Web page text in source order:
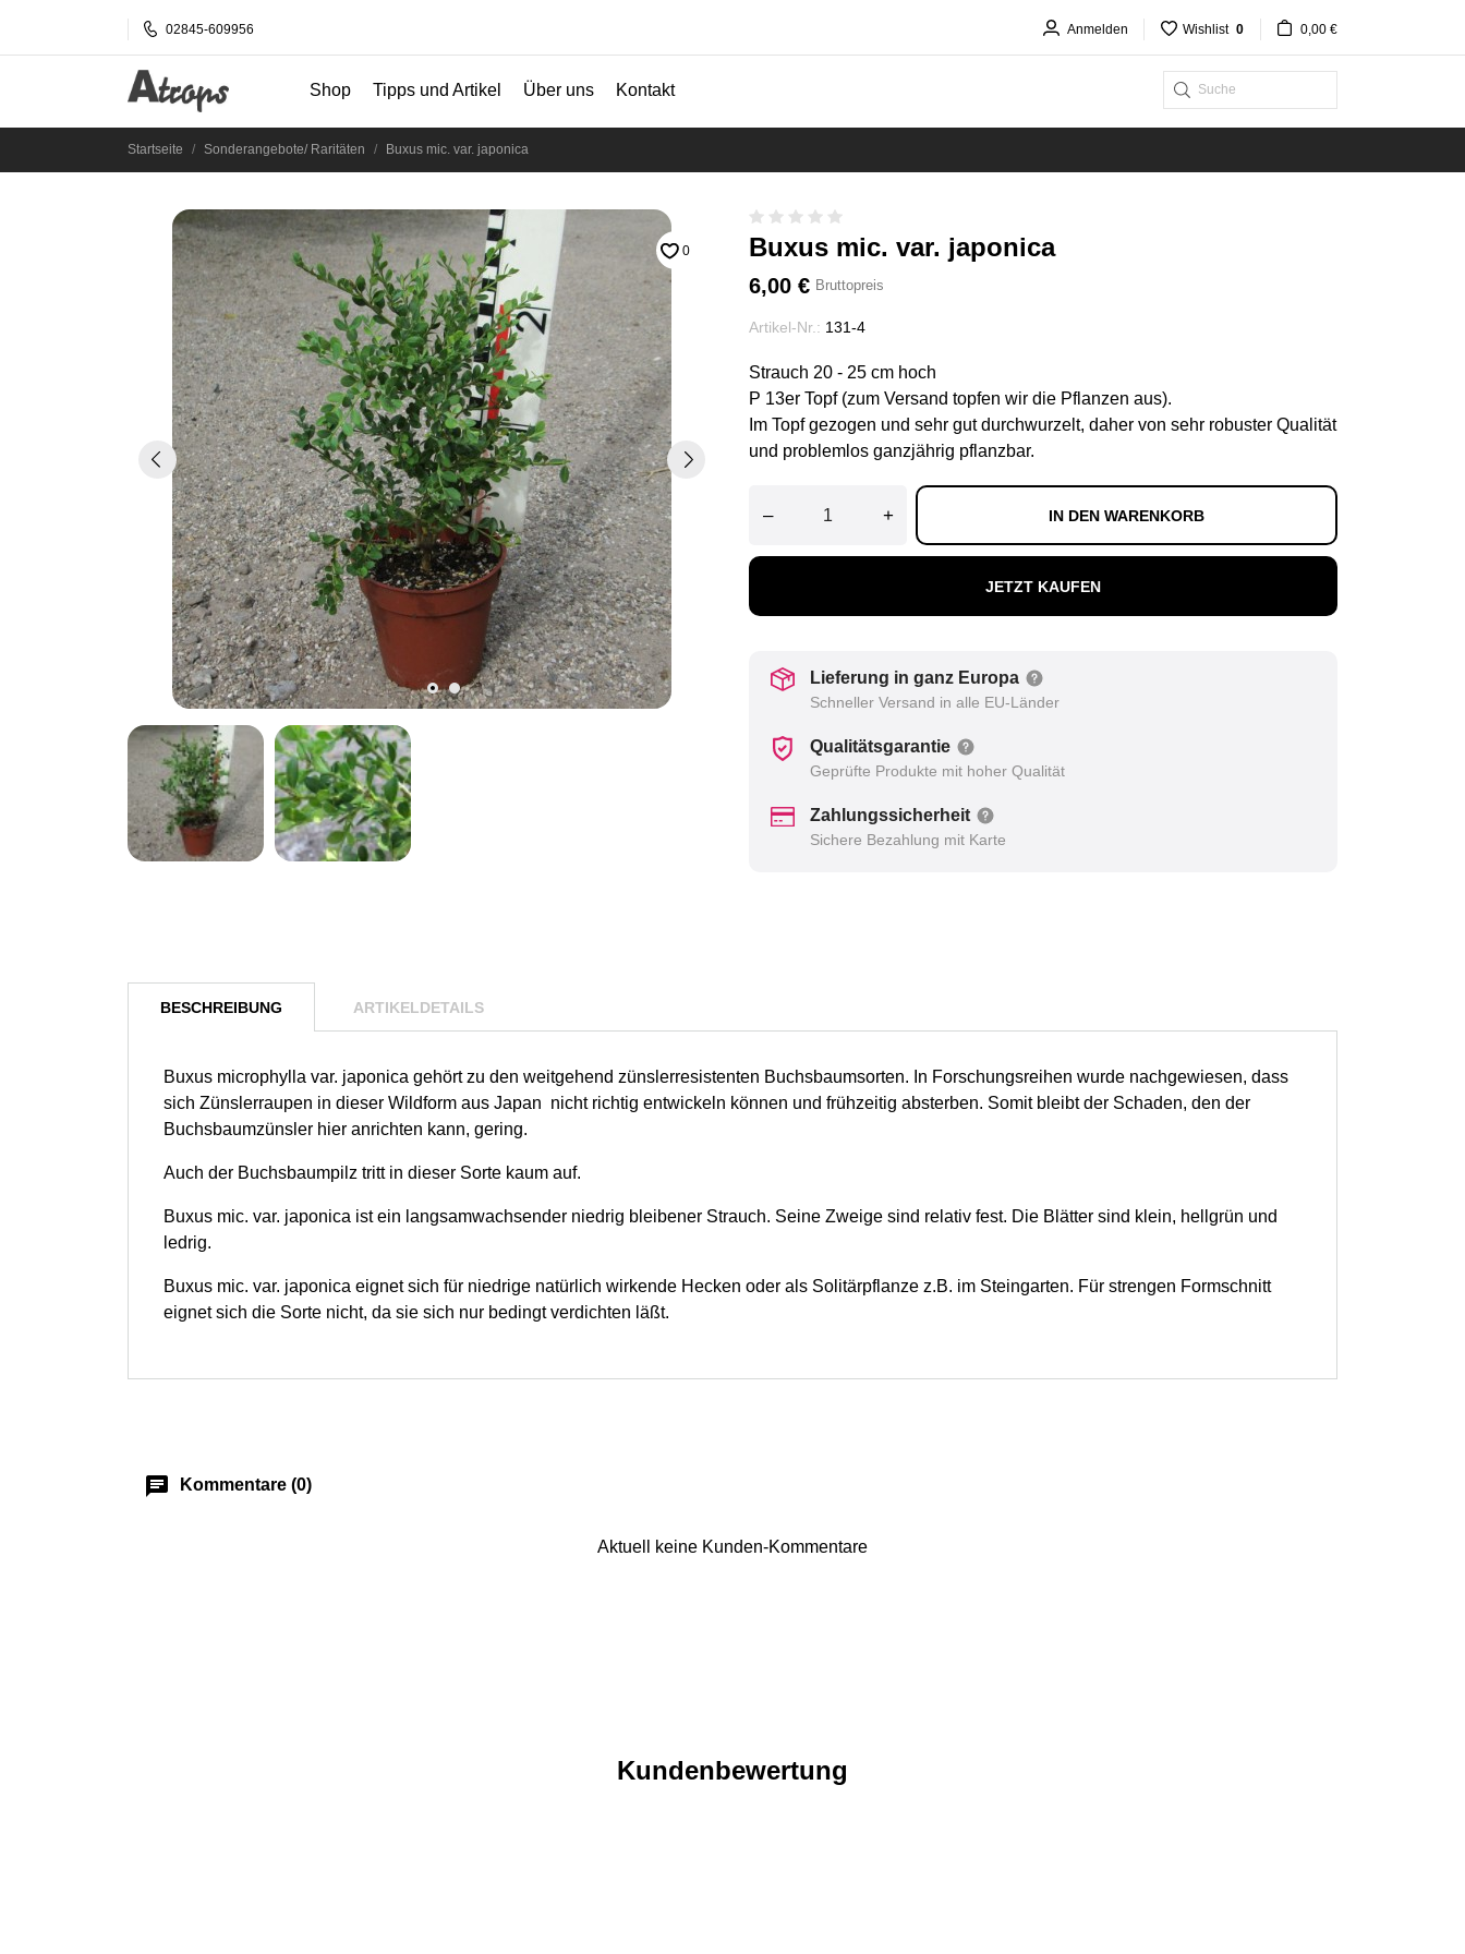
02845-609956 Anmelden Wishlist 0 0,00 €
Shop Tipps und Artikel Über uns Kontakt
Startseite Sonderangebote/ Raritäten Buxus mic. var. japonica
0 Buxus mic. var. japonica
6,00 € Bruttopreis
Artikel-Nr.: 131-4
Strauch 20 - 25 cm hoch
P 13er Topf (zum Versand topfen wir die Pflanzen aus).
Im Topf gezogen und sehr gut durchwurzelt, daher von sehr robuster Qualität
und problemlos ganzjährig pflanzbar.
– + IN DEN WARENKORB
JETZT KAUFEN
Lieferung in ganz Europa
Schneller Versand in alle EU-Länder
Qualitätsgarantie
Geprüfte Produkte mit hoher Qualität
Zahlungssicherheit
Sichere Bezahlung mit Karte
BESCHREIBUNG ARTIKELDETAILS
Buxus microphylla var. japonica gehört zu den weitgehend zünslerresistenten Buchsbaumsorten. In Forschungsreihen wurde nachgewiesen, dass
sich Zünslerraupen in dieser Wildform aus Japan nicht richtig entwickeln können und frühzeitig absterben. Somit bleibt der Schaden, den der
Buchsbaumzünsler hier anrichten kann, gering.
Auch der Buchsbaumpilz tritt in dieser Sorte kaum auf.
Buxus mic. var. japonica ist ein langsamwachsender niedrig bleibener Strauch. Seine Zweige sind relativ fest. Die Blätter sind klein, hellgrün und
ledrig.
Buxus mic. var. japonica eignet sich für niedrige natürlich wirkende Hecken oder als Solitärpflanze z.B. im Steingarten. Für strengen Formschnitt
eignet sich die Sorte nicht, da sie sich nur bedingt verdichten läßt.
chat Kommentare (0)
Aktuell keine Kunden-Kommentare
Kundenbewertung